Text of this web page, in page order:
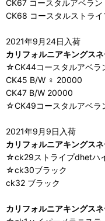
CK67 コースタルアベラ
CK68 コースタルストラ
2021年9月24日入荷
カリフォルニアキングスネ
☆CK44コースタルアベラ
CK45 B/W ♀ 20000
CK47 B/W 20000
☆CK49コースタルアベラ
2021年9月9日入荷
カリフォルニアキングスネ
☆ck29ストライプdhetハ
☆ck30ブラック
ck32 ブラック
カリフォルニアキングスネ